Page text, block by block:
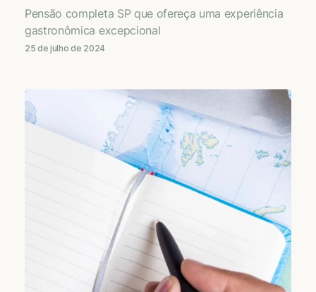
Pensão completa SP que ofereça uma experiência
gastronômica excepcional
25 de julho de 2024